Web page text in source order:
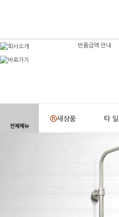
반품금액 안내
전체메뉴
ⓝ새상품 타 일